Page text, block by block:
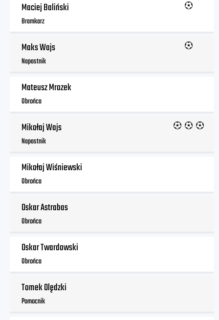
Maciej Baliński
Bramkarz
Maks Wajs
Napastnik
Mateusz Mrozek
Obrońca
Mikołaj Wajs
Napastnik
Mikołaj Wiśniewski
Obrońca
Oskar Astrabas
Obrońca
Oskar Twardowski
Obrońca
Tomek Olędzki
Pomocnik